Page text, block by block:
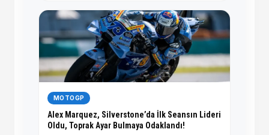
MOTOGP
Alex Marquez, Silverstone’da İlk Seansın Lideri
Oldu, Toprak Ayar Bulmaya Odaklandı!